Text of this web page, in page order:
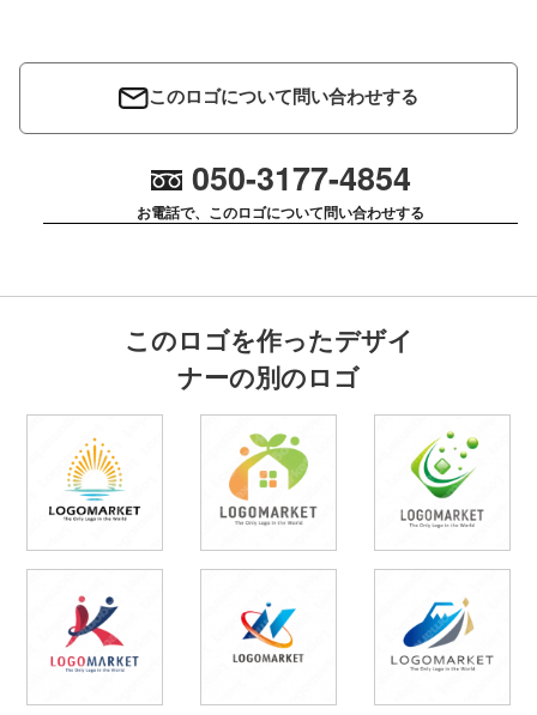
このロゴについて問い合わせする
050-3177-4854
お電話で、このロゴについて問い合わせする
このロゴを作ったデザイ
ナーの別のロゴ